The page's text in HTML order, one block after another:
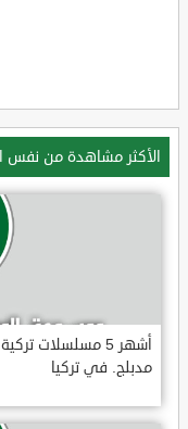
الأكثر مشاهدة من نفس
أشهر 5
مدبلج. في تركيا